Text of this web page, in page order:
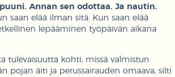
Annan sen odottaa. Ja nautin.
saan elää ilman sitä. Kun saan elää
lepääminen työpäivän aikana
tulevaisuutta kohti, missä valmistun
pojan äiti ja perussairauden omaava, silti